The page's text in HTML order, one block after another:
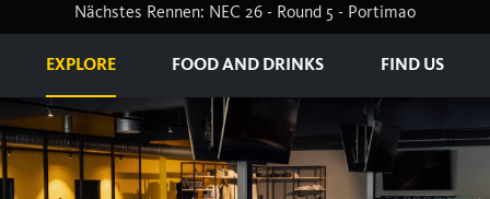
Nächstes Rennen: NEC 26 - Round 5 - Portimao
EXPLORE FOOD AND DRINKS FIND US